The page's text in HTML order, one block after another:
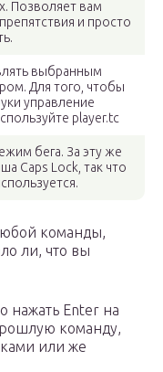
Позволяет вам
и просто
выбранным
Для того, чтобы
управление
player.tc
бега. За эту же
Caps Lock, так что
команды,
ли, что вы
нажать Enter на
команду,
или же